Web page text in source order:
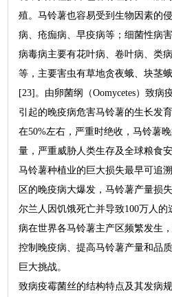
殖。马铃薯也容易受到生物因素的
病、疮痂病、早疫病等；细菌性病
病毒病主要有花叶病、卷叶病、类
等，主要害虫有草地贪夜蛾、块茎
[23]。由卵菌纲（Oomycetes）致病
引起的晚疫病危害马铃薯的生长发
在50%左右，严重时绝收，马铃薯
量，严重威胁人类生存及全球粮食
马铃薯种植业的巨大损失最早可追
区的晚疫病大爆发，马铃薯产量损
尔兰人因饥饿死亡并导致100万人
病在世界各马铃薯主产区频繁发生
控制晚疫病、提高马铃薯产量和品
巨大挑战。
致病疫霉菌丝的结构特点及其发病